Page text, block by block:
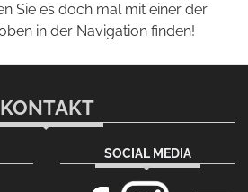
Sie es doch mal mit einer der
in der Navigation finden!
KONTAKT
SOCIAL MEDIA